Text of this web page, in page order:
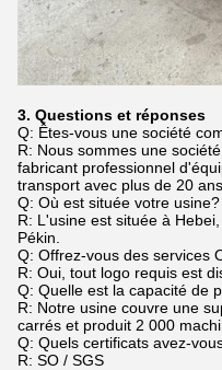
3. Questions et réponses
Q: Êtes-vous une société
R: Nous sommes une
fabricant professionnel
transport avec plus de 20
Q: Où est située votre usine?
R: L'usine est située à
Pékin.
Q: Offrez-vous des services
R: Oui, tout logo requis est
Q: Quelle est la capacité de
R: Notre usine couvre une
carrés et produit 2 000
Q: Quels certificats avez-
R: SO / SGS